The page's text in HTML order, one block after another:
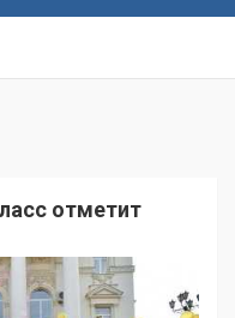
отметит